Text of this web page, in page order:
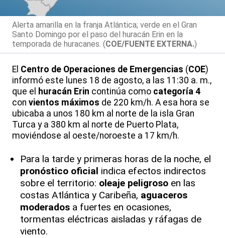
Alerta amarilla en la franja Atlántica; verde en el Gran
Santo Domingo por el paso del huracán Erin en la
temporada de huracanes. (COE/FUENTE EXTERNA.)
El Centro de Operaciones de Emergencias (COE)
informó este lunes 18 de agosto, a las 11:30 a. m.,
que el huracán Erin continúa como categoría 4
con vientos máximos de 220 km/h. A esa hora se
ubicaba a unos 180 km al norte de la isla Gran
Turca y a 380 km al norte de Puerto Plata,
moviéndose al oeste/noroeste a 17 km/h.
Para la tarde y primeras horas de la noche, el
pronóstico oficial indica efectos indirectos
sobre el territorio: oleaje peligroso en las
costas Atlántica y Caribeña, aguaceros
moderados a fuertes en ocasiones,
tormentas eléctricas aisladas y ráfagas de
viento.